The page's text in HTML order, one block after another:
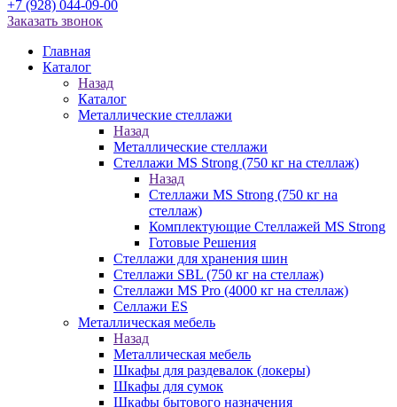
+7 (928) 044-09-00
Заказать звонок
Главная
Каталог
Назад
Каталог
Металлические стеллажи
Назад
Металлические стеллажи
Стеллажи MS Strong (750 кг на стеллаж)
Назад
Стеллажи MS Strong (750 кг на
стеллаж)
Комплектующие Стеллажей MS Strong
Готовые Решения
Стеллажи для хранения шин
Стеллажи SBL (750 кг на стеллаж)
Стеллажи MS Pro (4000 кг на стеллаж)
Селлажи ES
Металлическая мебель
Назад
Металлическая мебель
Шкафы для раздевалок (локеры)
Шкафы для сумок
Шкафы бытового назначения